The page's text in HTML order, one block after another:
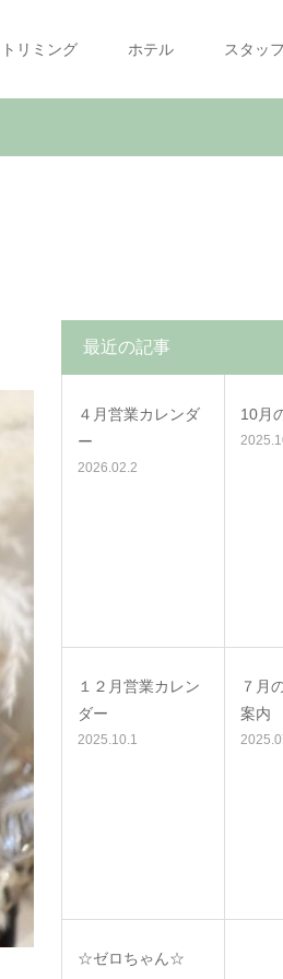
トリミング ホテル スタッフ
最近の記事
４月営業カレンダ
ー
2026.02.2
10月
１２月営業カレン
ダー
2025.10.1
７月
案内
☆ゼロちゃん☆